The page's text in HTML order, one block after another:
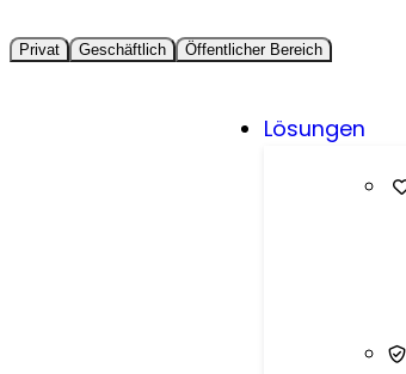
Privat Geschäftlich Öffentlicher Bereich
Lösungen